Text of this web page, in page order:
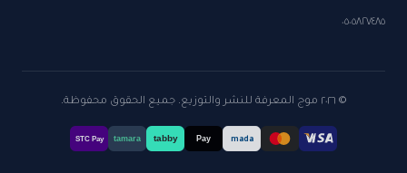
٠٥٠٥٨٢٧٤٨٥
© ٢٠٢٦ موج المعرفة للنشر والتوزيع. جميع الحقوق محفوظة.
mada
Pay
tabby
tamara
STC Pay